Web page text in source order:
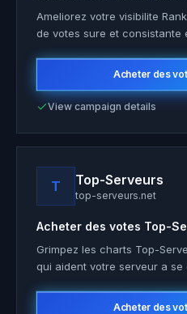
Ameliorez votre visibilite
de votes sure et consistante
Acheter des
View campaign details
T Top-Serveurs
top-serveurs.net
Acheter des votes Top-
Grimpez les charts Top-
qui aident votre serveur a se
Acheter des